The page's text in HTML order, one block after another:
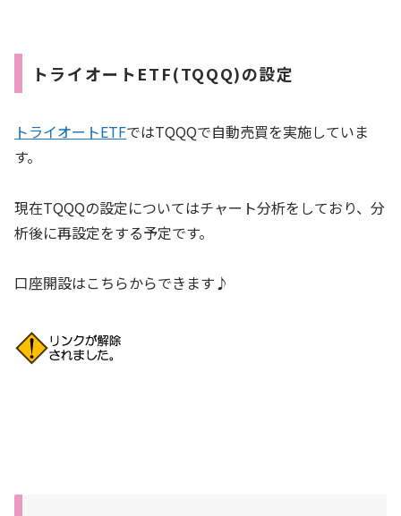
トライオートETF(TQQQ)の設定
トライオートETFではTQQQで自動売買を実施していま
す。
現在TQQQの設定についてはチャート分析をしており、分
析後に再設定をする予定です。
口座開設はこちらからできます♪